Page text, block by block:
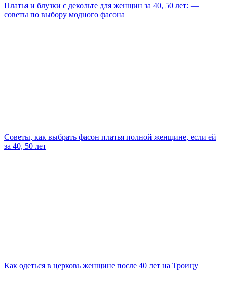
Платья и блузки с декольте для женщин за 40, 50 лет: —
советы по выбору модного фасона
Советы, как выбрать фасон платья полной женщине, если ей
за 40, 50 лет
Как одеться в церковь женщине после 40 лет на Троицу